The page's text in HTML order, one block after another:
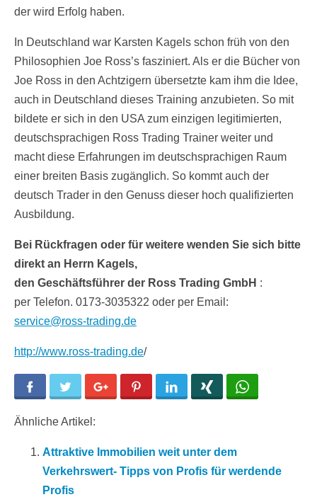
der wird Erfolg haben.
In Deutschland war Karsten Kagels schon früh von den
Philosophien Joe Ross’s fasziniert. Als er die Bücher von
Joe Ross in den Achtzigern übersetzte kam ihm die Idee,
auch in Deutschland dieses Training anzubieten. So mit
bildete er sich in den USA zum einzigen legitimierten,
deutschsprachigen Ross Trading Trainer weiter und
macht diese Erfahrungen im deutschsprachigen Raum
einer breiten Basis zugänglich. So kommt auch der
deutsch Trader in den Genuss dieser hoch qualifizierten
Ausbildung.
Bei Rückfragen oder für weitere wenden Sie sich bitte
direkt an Herrn Kagels,
den Geschäftsführer der Ross Trading GmbH :
per Telefon. 0173-3035322 oder per Email:
service@ross-trading.de
http://www.ross-trading.de/
Facebook Twitter Google+ Pinterest LinkedIn
Ähnliche Artikel:
Attraktive Immobilien weit unter dem
Verkehrswert- Tipps von Profis für werdende
Profis